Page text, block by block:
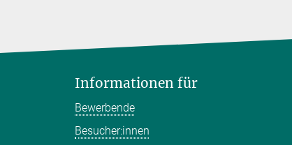
Informationen für
Bewerbende
Besucher:innen